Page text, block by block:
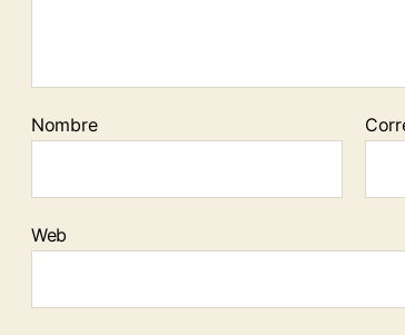
Nombre
Web